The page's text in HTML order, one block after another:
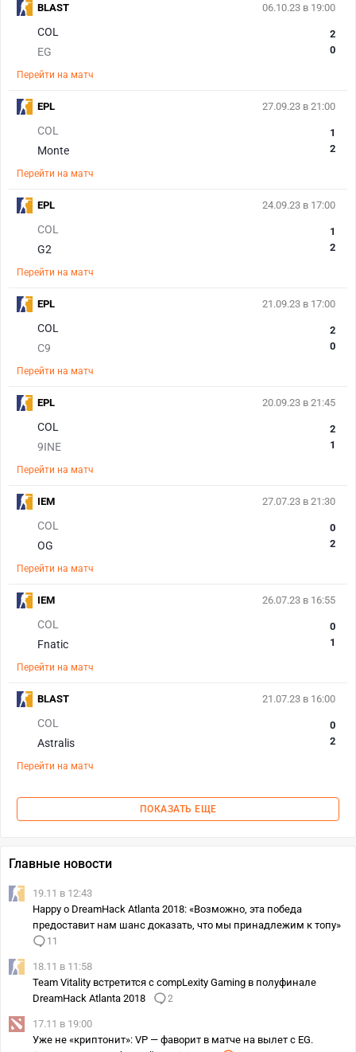
06.10.23 в 19:00
COL
EG
2
0
Перейти на матч
BLAST
27.09.23 в 21:00
COL
Monte
1
2
Перейти на матч
EPL
24.09.23 в 17:00
COL
G2
1
2
Перейти на матч
EPL
21.09.23 в 17:00
COL
C9
2
0
Перейти на матч
EPL
20.09.23 в 21:45
COL
9INE
2
1
Перейти на матч
EPL
27.07.23 в 21:30
COL
OG
0
2
Перейти на матч
IEM
26.07.23 в 16:55
COL
Fnatic
0
1
Перейти на матч
IEM
21.07.23 в 16:00
COL
Astralis
0
2
Перейти на матч
BLAST
ПОКАЗАТЬ ЕЩЕ
Главные новости
19.11 в 12:43
Happy о DreamHack Atlanta 2018: «Возможно, эта победа
предоставит нам шанс доказать, что мы принадлежим к топу»
11
18.11 в 11:58
Team Vitality встретится с compLexity Gaming в полуфинале
DreamHack Atlanta 2018
2
17.11 в 19:00
Уже не «криптонит»: VP — фаворит в матче на вылет с EG.